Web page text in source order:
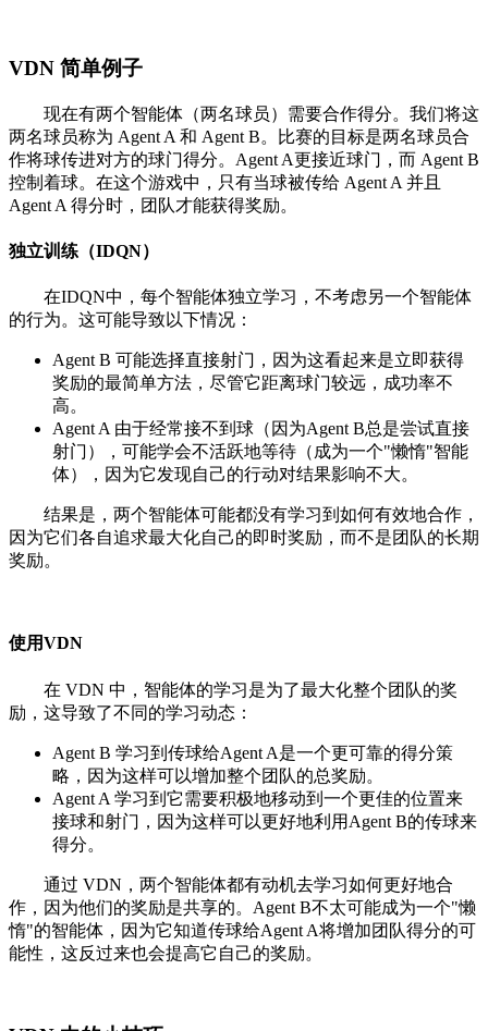
VDN 简单例子
现在有两个智能体（两名球员）需要合作得分。我们将这
两名球员称为 Agent A 和 Agent B。比赛的目标是两名球员合
作将球传进对方的球门得分。Agent A更接近球门，而 Agent B
控制着球。在这个游戏中，只有当球被传给 Agent A 并且
Agent A 得分时，团队才能获得奖励。
独立训练（IDQN）
在IDQN中，每个智能体独立学习，不考虑另一个智能体
的行为。这可能导致以下情况：
Agent B 可能选择直接射门，因为这看起来是立即获得
奖励的最简单方法，尽管它距离球门较远，成功率不
高。
Agent A 由于经常接不到球（因为Agent B总是尝试直接
射门），可能学会不活跃地等待（成为一个"懒惰"智能
体），因为它发现自己的行动对结果影响不大。
结果是，两个智能体可能都没有学习到如何有效地合作，
因为它们各自追求最大化自己的即时奖励，而不是团队的长期
奖励。
使用VDN
在 VDN 中，智能体的学习是为了最大化整个团队的奖
励，这导致了不同的学习动态：
Agent B 学习到传球给Agent A是一个更可靠的得分策
略，因为这样可以增加整个团队的总奖励。
Agent A 学习到它需要积极地移动到一个更佳的位置来
接球和射门，因为这样可以更好地利用Agent B的传球来
得分。
通过 VDN，两个智能体都有动机去学习如何更好地合
作，因为他们的奖励是共享的。Agent B不太可能成为一个"懒
惰"的智能体，因为它知道传球给Agent A将增加团队得分的可
能性，这反过来也会提高它自己的奖励。